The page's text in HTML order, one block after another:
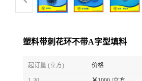
品
展
塑料带刺花环不带A字型填料
起订量 (立方) 价格